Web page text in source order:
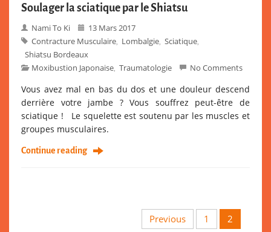
Soulager la sciatique par le Shiatsu
Nami To Ki
13 Mars 2017
Contracture Musculaire Lombalgie Sciatique
Shiatsu Bordeaux
Moxibustion Japonaise Traumatologie No Comments
Vous avez mal en bas du dos et une douleur descend
derrière votre jambe ? Vous souffrez peut-être de
sciatique ! Le squelette est soutenu par les muscles et
groupes musculaires.
Continue reading
Previous 1 2